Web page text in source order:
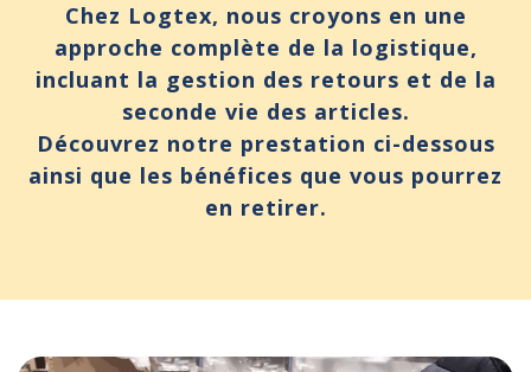
Chez Logtex, nous croyons en une
approche complète de la logistique,
incluant la gestion des retours et de la
seconde vie des articles.
Découvrez notre prestation ci-dessous
ainsi que les bénéfices que vous pourrez
en retirer.